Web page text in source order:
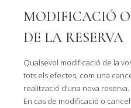
MODIFICACIÓ O
DE LA RESERVA
Qualsevol modificació de la
tots els efectes, com una
realització d’una nova reserva.
En cas de modificació o